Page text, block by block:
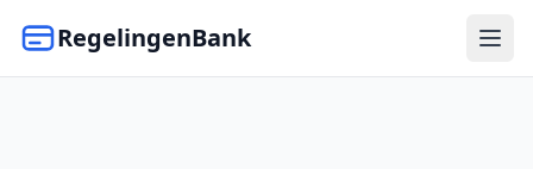
RegelingenBank